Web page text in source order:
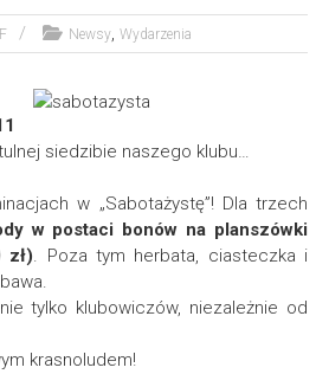
Newsy, Wydarzenia
siedzibie naszego klubu…
w „Sabotażystę”! Dla trzech
w postaci bonów na planszówki
. Poza tym herbata, ciasteczka i
tylko klubowiczów, niezależnie od
krasnoludem!